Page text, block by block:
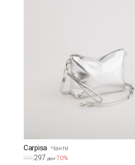
Carpisa Чанти
990297 ден-70%